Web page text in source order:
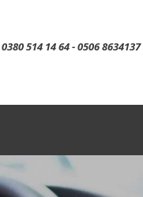
0380 514 14 64 - 0506